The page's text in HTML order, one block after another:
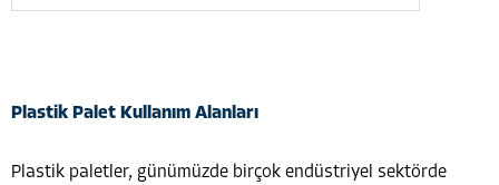
Plastik Palet Kullanım Alanları
Plastik paletler, günümüzde birçok endüstriyel sektörde